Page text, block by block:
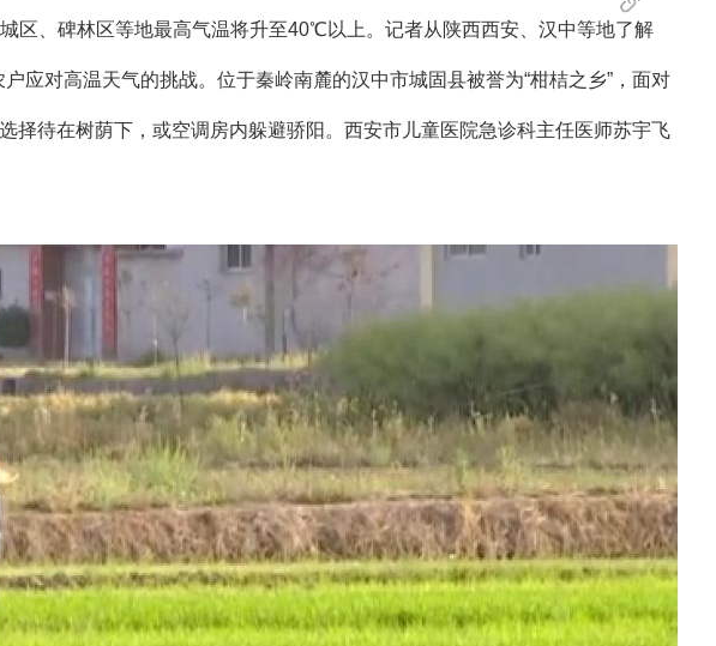
、碑林区等地最高气温将升至40℃以上。记者从陕西西安、汉中等地了解
对高温天气的挑战。位于秦岭南麓的汉中市城固县被誉为“柑桔之乡”，面对
待在树荫下，或空调房内躲避骄阳。西安市儿童医院急诊科主任医师苏宇飞